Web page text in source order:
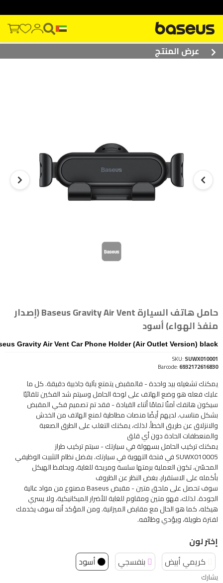
عرض المنتج
حامل هاتف السيارة Baseus Gravity Air Vent (إصدار
منفذ الهواء) أسود
Gravity Air Vent Car Phone Holder (Air Outlet Version) black
SKU:SUWX010001
Barcode:6932172616830
يمكنك تشغيله بيد واحدة - فالمقبض يتمتع بآلية جاذبية دقيقة. كل ما
عليك فعله هو وضع الهاتف على لوحة الحامل وسيتم شد الفكين تلقائيًا
سيكون هاتفك آمنًا تمامًا أثناء القيادة - فقد تم تصميم فكي المقبض
بشكل مناسب. لديهم أيضًا منصات مطاطية لمنع الهاتف من الخدش
والانزلاق عن طريق الخطأ. لذلك، يمكنك التغلب على الطرق الصعبة
والمنعطفات الحادة دون أي قلق
يمكنك تركيب الحامل بسهولة في سيارتك - سيتم تركيب طراز
SUWX010005 في فتحة التهوية في سيارتك. بفضل نظام التثبيت الوظيفي
المحسّن، تكون العملية برمتها سلسة ومريحة للغاية، ويحافظ الهيكل
بأكمله على الاستقرار، بغض النظر عن الظروف
سوف تحصل على ملحق متين - مقبض Baseus مصنوع من مواد عالية
الجودة. لذلك، فهو متين ومقاوم للغاية للأضرار الميكانيكية، ولا يسري
هيكله، كما هو الحال مع مقابض الميزانية. ومن المؤكد أنه سوف يخدمك
لفترة طويلة، ويؤدي وظائفه.
إختر لون
كريمي أبيض
بنفسجي أسود
يشارك